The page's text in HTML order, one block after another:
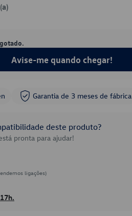
Avise-me quando chegar!
Garantia de 3 meses de fábrica
deste produto?
pronta para ajudar!
ligações)